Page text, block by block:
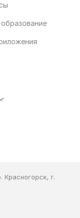
Красногорск, г.